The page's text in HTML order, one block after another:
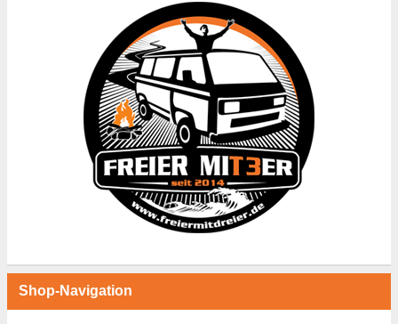
Shop-Navigation